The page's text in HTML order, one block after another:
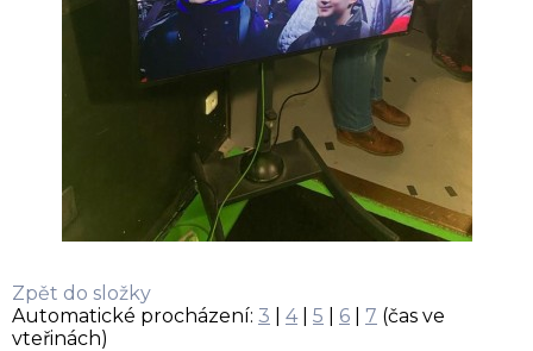
Zpět do složky
Automatické procházení: 3 4| 5 6 7 (čas ve
vteřinách)